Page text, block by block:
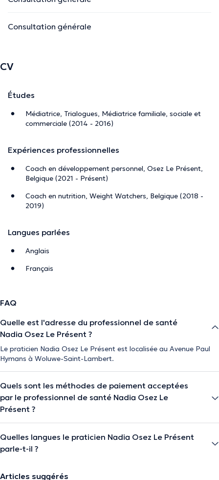
Consultation générale
CV
Études
Médiatrice, Trialogues, Médiatrice familiale, sociale et
commerciale (2014 - 2016)
Expériences professionnelles
Coach en développement personnel, Osez Le Présent,
Belgique (2021 - Présent)
Coach en nutrition, Weight Watchers, Belgique (2018 -
2019)
Langues parlées
Anglais
Français
FAQ
Quelle est l'adresse du professionnel de santé
Nadia Osez Le Présent ?
Le praticien Nadia Osez Le Présent est localisée au Avenue Paul
Hymans à Woluwe-Saint-Lambert.
Quels sont les méthodes de paiement acceptées
par le professionnel de santé Nadia Osez Le
Présent ?
Quelles langues le praticien Nadia Osez Le Présent
parle-t-il ?
Articles suggérés